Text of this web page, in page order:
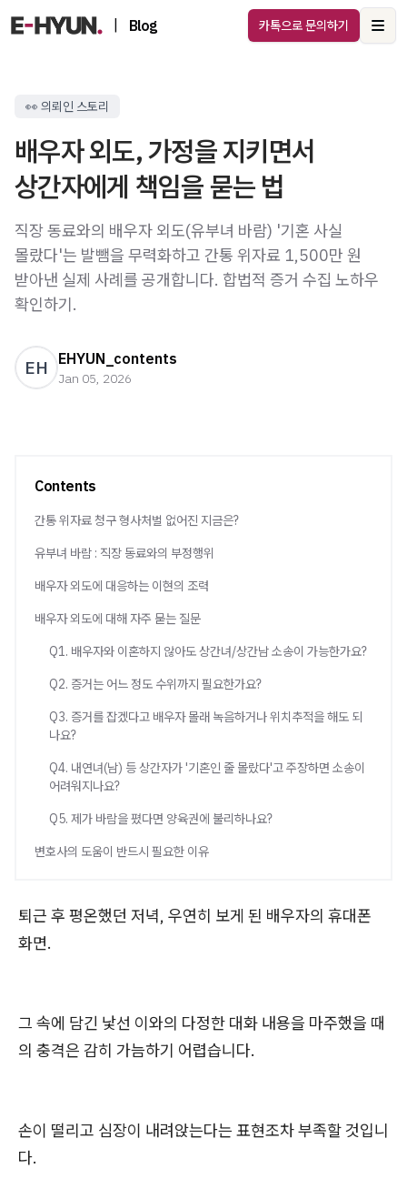
Blog 카톡으로 문의하기
👀 의뢰인 스토리
배우자 외도, 가정을 지키면서
상간자에게 책임을 묻는 법
직장 동료와의 배우자 외도(유부녀 바람) '기혼 사실
몰랐다'는 발뺌을 무력화하고 간통 위자료 1,500만 원
받아낸 실제 사례를 공개합니다. 합법적 증거 수집 노하우
확인하기.
EH EHYUN_contents
Jan 05, 2026
Contents
간통 위자료 청구 형사처벌 없어진 지금은?
유부녀 바람 : 직장 동료와의 부정행위
배우자 외도에 대응하는 이현의 조력
배우자 외도에 대해 자주 묻는 질문
Q1. 배우자와 이혼하지 않아도 상간녀/상간남 소송이 가능한가요?
Q2. 증거는 어느 정도 수위까지 필요한가요?
Q3. 증거를 잡겠다고 배우자 몰래 녹음하거나 위치추적을 해도 되
나요?
Q4. 내연녀(남) 등 상간자가 '기혼인 줄 몰랐다'고 주장하면 소송이
어려워지나요?
Q5. 제가 바람을 폈다면 양육권에 불리하나요?
변호사의 도움이 반드시 필요한 이유
퇴근 후 평온했던 저녁, 우연히 보게 된 배우자의 휴대폰
화면.
그 속에 담긴 낯선 이와의 다정한 대화 내용을 마주했을 때
의 충격은 감히 가늠하기 어렵습니다.
손이 떨리고 심장이 내려앉는다는 표현조차 부족할 것입니
다.